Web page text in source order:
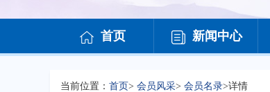
首页 新闻中心
当前位置： 首页> 会员风采> 会员名录>详情